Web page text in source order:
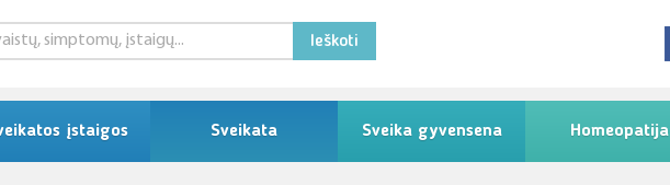
Ieškoti
įstaigos Sveikata Sveika gyvensena Homeopatija